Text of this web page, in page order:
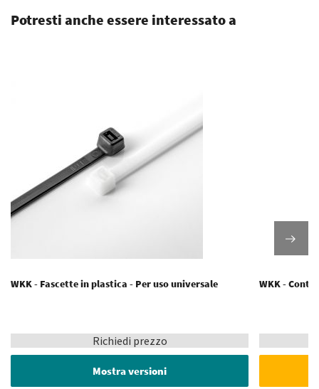
Potresti anche essere interessato a
WKK - Fascette in plastica - Per uso universale
Richiedi prezzo
Mostra versioni
WKK -